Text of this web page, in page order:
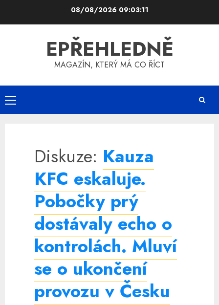
08/08/2026 09:03:11
EPŘEHLEDNĚ
MAGAZÍN, KTERÝ MÁ CO ŘÍCT
Primary
Menu
Diskuze: Kauza
KFC eskaluje.
Pobočky prý
dostávaly echo o
kontrolách. Mluví
se o ukončení
provozu v Česku